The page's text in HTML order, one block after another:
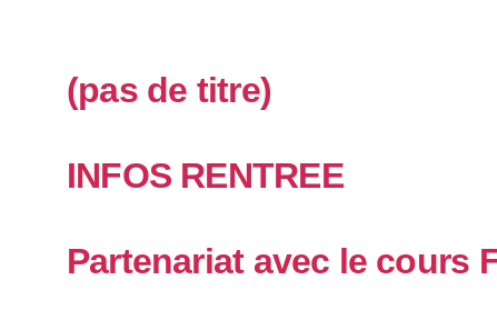
(pas de titre)
INFOS RENTREE
Partenariat avec le cours